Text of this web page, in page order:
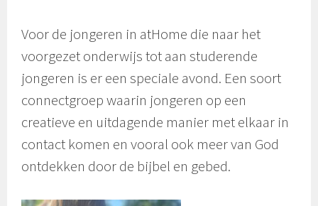
Voor de jongeren in atHome die naar het
voorgezet onderwijs tot aan studerende
jongeren is er een speciale avond. Een soort
connectgroep waarin jongeren op een
creatieve en uitdagende manier met elkaar in
contact komen en vooral ook meer van God
ontdekken door de bijbel en gebed.